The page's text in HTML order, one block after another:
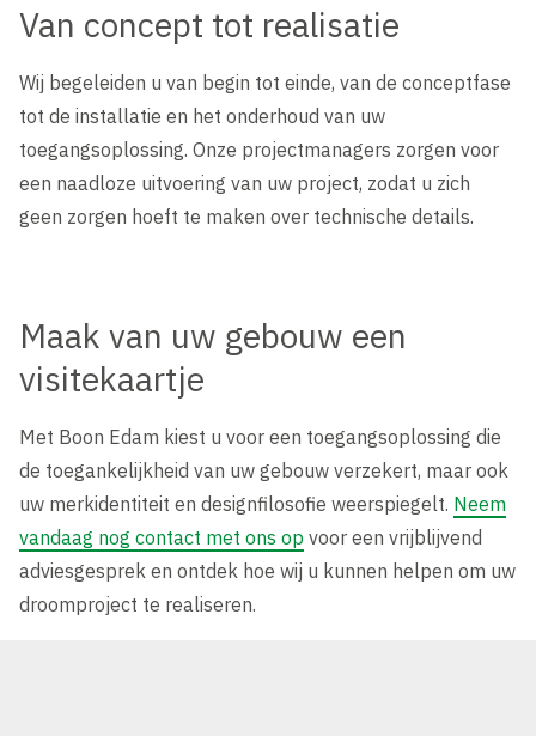
Van concept tot realisatie
Wij begeleiden u van begin tot einde, van de conceptfase
tot de installatie en het onderhoud van uw
toegangsoplossing. Onze projectmanagers zorgen voor
een naadloze uitvoering van uw project, zodat u zich
geen zorgen hoeft te maken over technische details.
Maak van uw gebouw een
visitekaartje
Met Boon Edam kiest u voor een toegangsoplossing die
de toegankelijkheid van uw gebouw verzekert, maar ook
uw merkidentiteit en designfilosofie weerspiegelt. Neem
vandaag nog contact met ons op voor een vrijblijvend
adviesgesprek en ontdek hoe wij u kunnen helpen om uw
droomproject te realiseren.